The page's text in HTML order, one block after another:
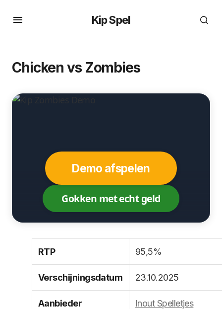
Kip Spel
Chicken vs Zombies
Demo afspelen
Gokken met echt geld
RTP 95,5%
Verschijningsdatum 23.10.2025
Aanbieder Inout Spelletjes